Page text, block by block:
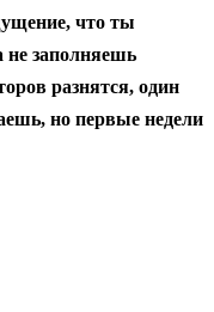
что ты
не заполняешь
разнятся, один
но первые недели